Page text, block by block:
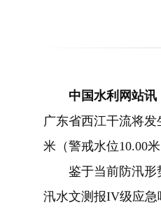
中国水利网站讯
广东省西江干流将
米（警戒水位10.00
鉴于当前防汛形势
汛水文测报IV级应